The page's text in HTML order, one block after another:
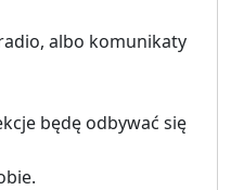
albo komunikaty
będę odbywać się